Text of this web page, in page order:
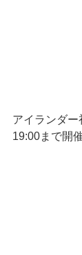
アイランダー
19:00まで開